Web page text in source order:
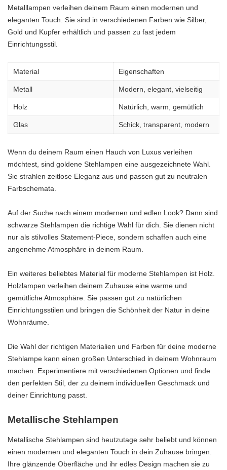
Metalllampen verleihen deinem Raum einen modernen und
eleganten Touch. Sie sind in verschiedenen Farben wie Silber,
Gold und Kupfer erhältlich und passen zu fast jedem
Einrichtungsstil.
Material Eigenschaften
Metall Modern, elegant, vielseitig
Holz Natürlich, warm, gemütlich
Glas Schick, transparent, modern
Wenn du deinem Raum einen Hauch von Luxus verleihen
möchtest, sind goldene Stehlampen eine ausgezeichnete Wahl.
Sie strahlen zeitlose Eleganz aus und passen gut zu neutralen
Farbschemata.
Auf der Suche nach einem modernen und edlen Look? Dann sind
schwarze Stehlampen die richtige Wahl für dich. Sie dienen nicht
nur als stilvolles Statement-Piece, sondern schaffen auch eine
angenehme Atmosphäre in deinem Raum.
Ein weiteres beliebtes Material für moderne Stehlampen ist Holz.
Holzlampen verleihen deinem Zuhause eine warme und
gemütliche Atmosphäre. Sie passen gut zu natürlichen
Einrichtungsstilen und bringen die Schönheit der Natur in deine
Wohnräume.
Die Wahl der richtigen Materialien und Farben für deine moderne
Stehlampe kann einen großen Unterschied in deinem Wohnraum
machen. Experimentiere mit verschiedenen Optionen und finde
den perfekten Stil, der zu deinem individuellen Geschmack und
deiner Einrichtung passt.
Metallische Stehlampen
Metallische Stehlampen sind heutzutage sehr beliebt und können
einen modernen und eleganten Touch in dein Zuhause bringen.
Ihre glänzende Oberfläche und ihr edles Design machen sie zu